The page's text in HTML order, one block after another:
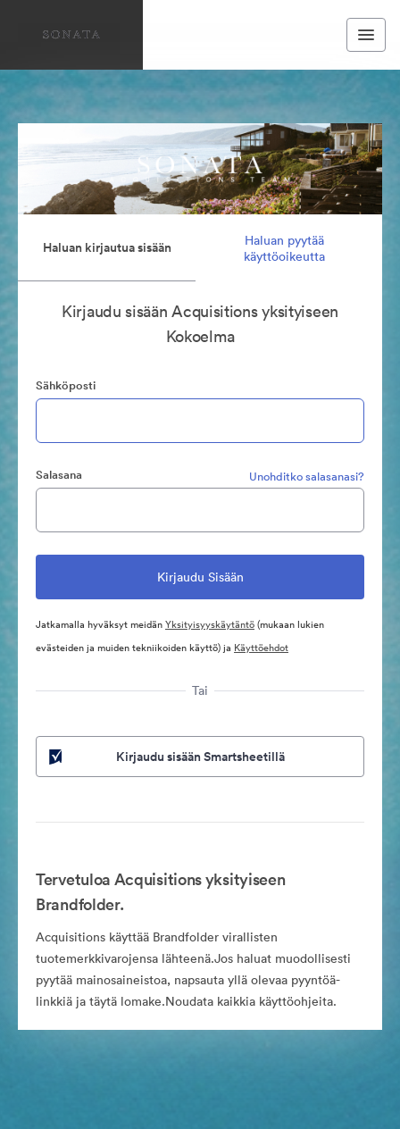
Haluan kirjautua sisään
Haluan pyytää
käyttöoikeutta
Kirjaudu sisään Acquisitions yksityiseen
Kokoelma
Sähköposti
Salasana Unohditko salasanasi?
Jatkamalla hyväksyt meidänYksityisyyskäytäntö(mukaan lukien
evästeiden ja muiden tekniikoiden käyttö) ja Käyttöehdot
Tai
Kirjaudu sisään Smartsheetillä
Tervetuloa Acquisitions yksityiseen
Brandfolder.
Acquisitions käyttää Brandfolder virallisten
tuotemerkkivarojensa lähteenä.Jos haluat muodollisesti
pyytää mainosaineistoa, napsauta yllä olevaa pyyntöä-
linkkiä ja täytä lomake.Noudata kaikkia käyttöohjeita.